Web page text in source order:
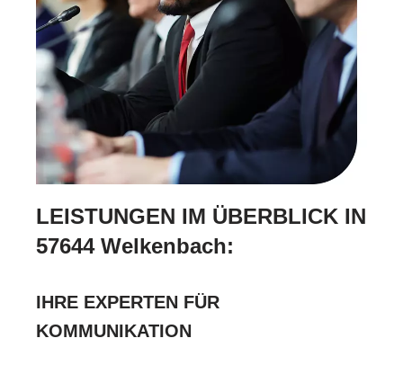
LEISTUNGEN IM ÜBERBLICK IN
57644 Welkenbach:
IHRE EXPERTEN FÜR
KOMMUNIKATION